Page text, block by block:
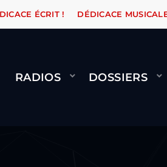
ROAD QUI PASSE, ÇA LE FAIT !
ÉCRIT ! DÉDICACE
RADIOS DOSSIERS